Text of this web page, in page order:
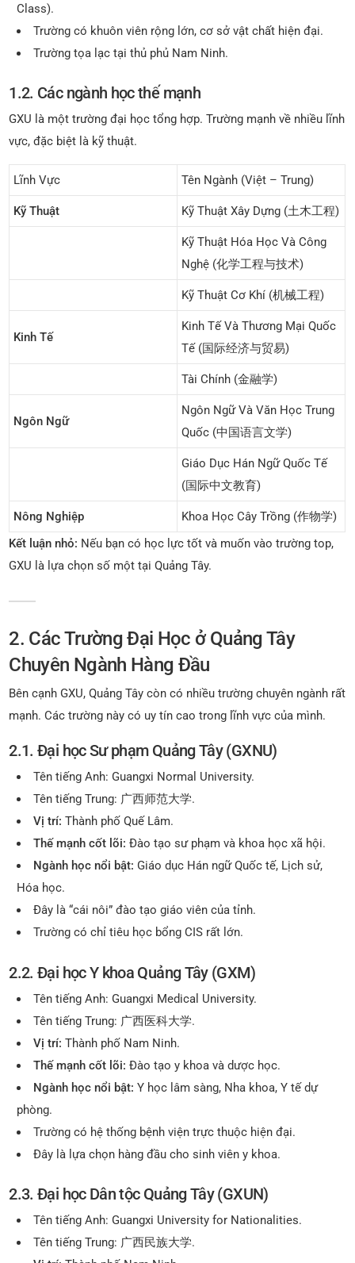
Class).
Trường có khuôn viên rộng lớn, cơ sở vật chất hiện đại.
Trường tọa lạc tại thủ phủ Nam Ninh.
1.2. Các ngành học thế mạnh
GXU là một trường đại học tổng hợp. Trường mạnh về nhiều lĩnh
vực, đặc biệt là kỹ thuật.
Lĩnh Vực Tên Ngành (Việt – Trung)
Kỹ Thuật Kỹ Thuật Xây Dựng (土木工程)
Kỹ Thuật Hóa Học Và Công
Nghệ (化学工程与技术)
Kỹ Thuật Cơ Khí (机械工程)
Kinh Tế
Kinh Tế Và Thương Mại Quốc
Tế (国际经济与贸易)
Tài Chính (金融学)
Ngôn Ngữ
Ngôn Ngữ Và Văn Học Trung
Quốc (中国语言文学)
Giáo Dục Hán Ngữ Quốc Tế
(国际中文教育)
Nông Nghiệp
Khoa Học Cây Trồng (作物学)
Kết luận nhỏ: Nếu bạn có học lực tốt và muốn vào trường top,
GXU là lựa chọn số một tại Quảng Tây.
2. Các Trường Đại Học ở Quảng Tây
Chuyên Ngành Hàng Đầu
Bên cạnh GXU, Quảng Tây còn có nhiều trường chuyên ngành rất
mạnh. Các trường này có uy tín cao trong lĩnh vực của mình.
2.1. Đại học Sư phạm Quảng Tây (GXNU)
Tên tiếng Anh: Guangxi Normal University.
Tên tiếng Trung: 广西师范大学.
Vị trí: Thành phố Quế Lâm.
Thế mạnh cốt lõi: Đào tạo sư phạm và khoa học xã hội.
Ngành học nổi bật: Giáo dục Hán ngữ Quốc tế, Lịch sử,
Hóa học.
Đây là “cái nôi” đào tạo giáo viên của tỉnh.
Trường có chỉ tiêu học bổng CIS rất lớn.
2.2. Đại học Y khoa Quảng Tây (GXM)
Tên tiếng Anh: Guangxi Medical University.
Tên tiếng Trung: 广西医科大学.
Vị trí: Thành phố Nam Ninh.
Thế mạnh cốt lõi: Đào tạo y khoa và dược học.
Ngành học nổi bật: Y học lâm sàng, Nha khoa, Y tế dự
phòng.
Trường có hệ thống bệnh viện trực thuộc hiện đại.
Đây là lựa chọn hàng đầu cho sinh viên y khoa.
2.3. Đại học Dân tộc Quảng Tây (GXUN)
Tên tiếng Anh: Guangxi University for Nationalities.
Tên tiếng Trung: 广西民族大学.